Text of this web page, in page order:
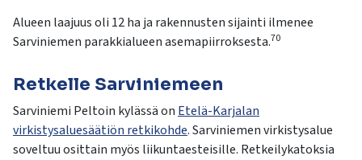
Alueen laajuus oli 12 ha ja rakennusten sijainti ilmenee
Sarviniemen parakkialueen asemapiirroksesta.70
Retkelle Sarviniemeen
Sarviniemi Peltoin kylässä on Etelä-Karjalan
virkistysaluesäätiön retkikohde. Sarviniemen virkistysalue
soveltuu osittain myös liikuntaesteisille. Retkeilykatoksia